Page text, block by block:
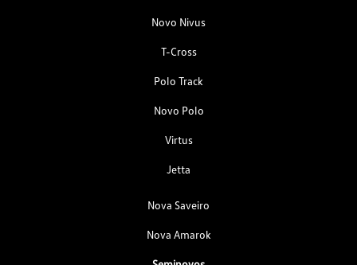
Novo Nivus
T-Cross
Polo Track
Novo Polo
Virtus
Jetta
Nova Saveiro
Nova Amarok